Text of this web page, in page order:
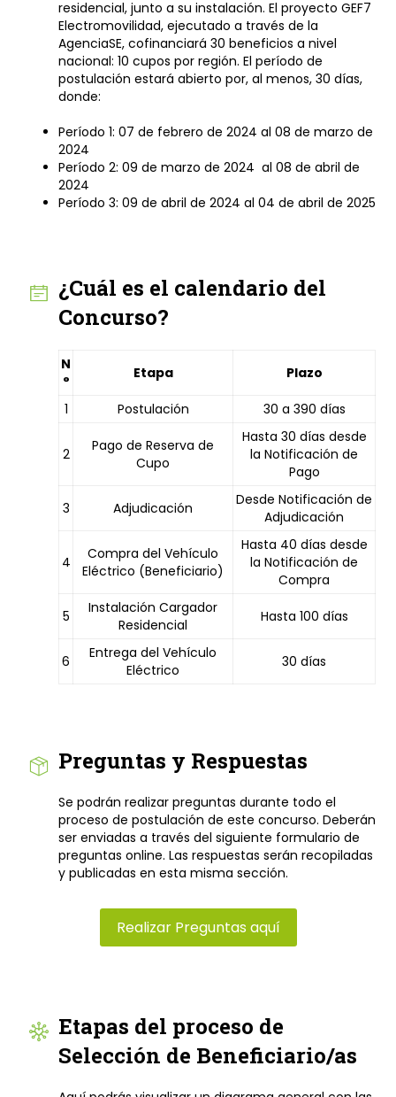
residencial, junto a su instalación. El proyecto GEF7
Electromovilidad, ejecutado a través de la
AgenciaSE, cofinanciará 30 beneficios a nivel
nacional: 10 cupos por región. El período de
postulación estará abierto por, al menos, 30 días,
donde:
Período 1: 07 de febrero de 2024 al 08 de marzo de
2024
Período 2: 09 de marzo de 2024 al 08 de abril de
2024
Período 3: 09 de abril de 2024 al 04 de abril de 2025
¿Cuál es el calendario del
Concurso?
N
°
Etapa Plazo
1 Postulación 30 a 390 días
2
Pago de Reserva de
Cupo
Hasta 30 días desde
la Notificación de
Pago
3 Adjudicación
Desde Notificación de
Adjudicación
4
Compra del Vehículo
Eléctrico (Beneficiario)
Hasta 40 días desde
la Notificación de
Compra
5
Instalación Cargador
Residencial
Hasta 100 días
6
Entrega del Vehículo
Eléctrico
30 días
Preguntas y Respuestas
Se podrán realizar preguntas durante todo el
proceso de postulación de este concurso. Deberán
ser enviadas a través del siguiente formulario de
preguntas online. Las respuestas serán recopiladas
y publicadas en esta misma sección.
Realizar Preguntas aquí
Etapas del proceso de
Selección de Beneficiario/as